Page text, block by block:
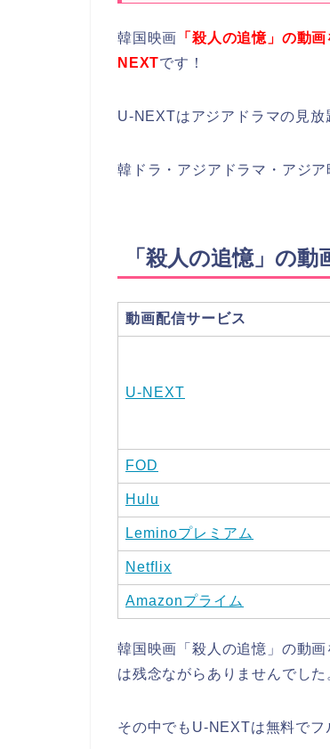
韓国映画 「殺人の追憶」の動
NEXTです！
U-NEXTはアジアドラマの見放
韓ドラ・アジアドラマ・アジ
「殺人の追憶」の
動画配信サービス
U-NEXT
FOD
Hulu
Leminoプレミアム
Netflix
Amazonプライム
韓国映画「殺人の追憶」の動
は残念ながらありませんでした
その中でもU-NEXTは無料でフ